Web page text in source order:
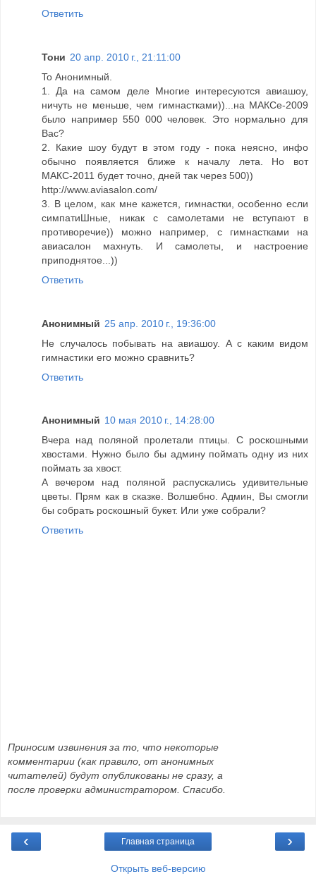
Ответить
Тони 20 апр. 2010 г., 21:11:00
To Анонимный.
1. Да на самом деле Многие интересуются авиашоу,
ничуть не меньше, чем гимнастками))...на МАКСе-2009
было например 550 000 человек. Это нормально для
Вас?
2. Какие шоу будут в этом году - пока неясно, инфо
обычно появляется ближе к началу лета. Но вот
МАКС-2011 будет точно, дней так через 500))
http://www.aviasalon.com/
3. В целом, как мне кажется, гимнастки, особенно если
симпатиШные, никак с самолетами не вступают в
противоречие)) можно например, с гимнастками на
авиасалон махнуть. И самолеты, и настроение
приподнятое...))
Ответить
Анонимный 25 апр. 2010 г., 19:36:00
Не случалось побывать на авиашоу. А с каким видом
гимнастики его можно сравнить?
Ответить
Анонимный 10 мая 2010 г., 14:28:00
Вчера над поляной пролетали птицы. С роскошными
хвостами. Нужно было бы админу поймать одну из них
поймать за хвост.
А вечером над поляной распускались удивительные
цветы. Прям как в сказке. Волшебно. Админ, Вы смогли
бы собрать роскошный букет. Или уже собрали?
Ответить
Приносим извинения за то, что некоторые
комментарии (как правило, от анонимных
читателей) будут опубликованы не сразу, а
после проверки администратором. Спасибо.
‹ ›
Главная страница
Открыть веб-версию